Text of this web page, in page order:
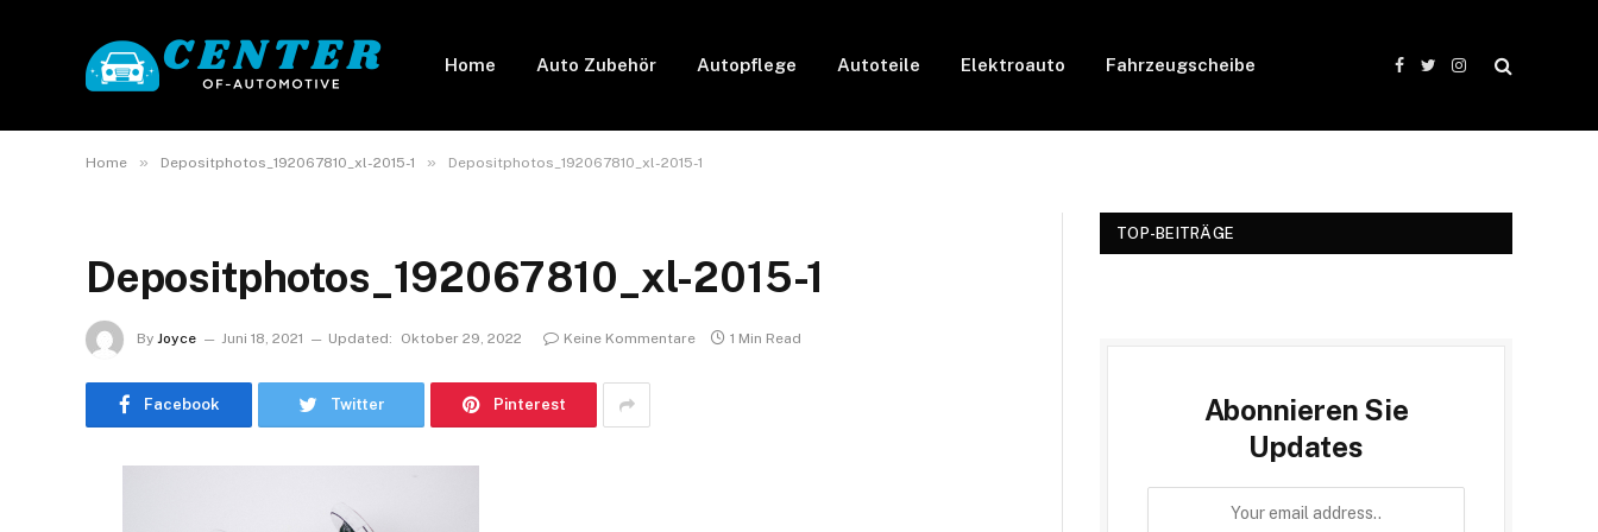
Home Auto Zubehör Autopflege Autoteile Elektroauto Fahrzeugscheibe
Facebook
TwitterInstagram
Home » Depositphotos_192067810_xl-2015-1 » Depositphotos_192067810_xl-2015-1
Depositphotos_192067810_xl-2015-1
By Joyce Juni 18, 2021 Updated: Oktober 29, 2022 Keine Kommentare 1 Min Read
Facebook Twitter Pinterest
TOP-BEITRÄGE
Abonnieren Sie
Updates